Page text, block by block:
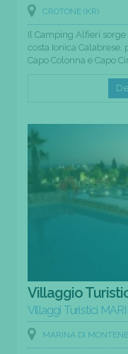
CROTONE (KR)
Il Camping Alfieri
costa Ionica Calabrese,
Capo Colonna e Capo
Villaggio
Villaggi Turistici
MARINA DI